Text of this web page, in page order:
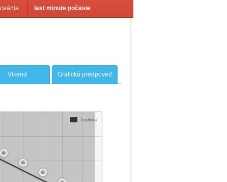
last minute počasie
Víkend Grafická predpoveď
Teplota